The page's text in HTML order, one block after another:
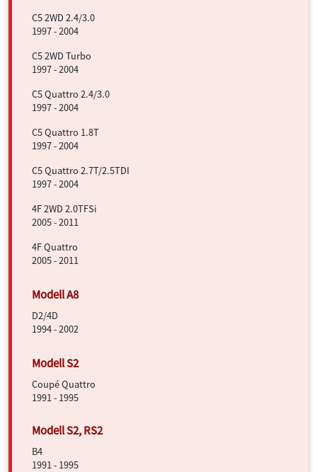
C5 2WD 2.4/3.0
1997 - 2004
C5 2WD Turbo
1997 - 2004
C5 Quattro 2.4/3.0
1997 - 2004
C5 Quattro 1.8T
1997 - 2004
C5 Quattro 2.7T/2.5TDI
1997 - 2004
4F 2WD 2.0TFSi
2005 - 2011
4F Quattro
2005 - 2011
D2/4D
1994 - 2002
Coupé Quattro
1991 - 1995
B4
1991 - 1995